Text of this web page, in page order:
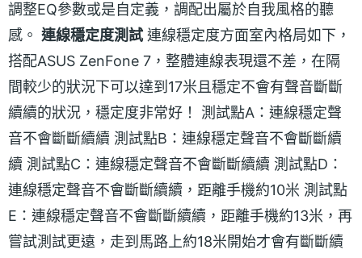
調整EQ參數或是自定義，調配出屬於自我風格的聽
感。 連線穩定度測試 連線穩定度方面室內格局如下，
搭配ASUS ZenFone 7，整體連線表現還不差，在隔
間較少的狀況下可以達到17米且穩定不會有聲音斷斷
續續的狀況，穩定度非常好！ 測試點A：連線穩定聲
音不會斷斷續續 測試點B：連線穩定聲音不會斷斷續
續 測試點C：連線穩定聲音不會斷斷續續 測試點D：
連線穩定聲音不會斷斷續續，距離手機約10米 測試點
E：連線穩定聲音不會斷斷續續，距離手機約13米，再
嘗試測試更遠，走到馬路上約18米開始才會有斷斷續